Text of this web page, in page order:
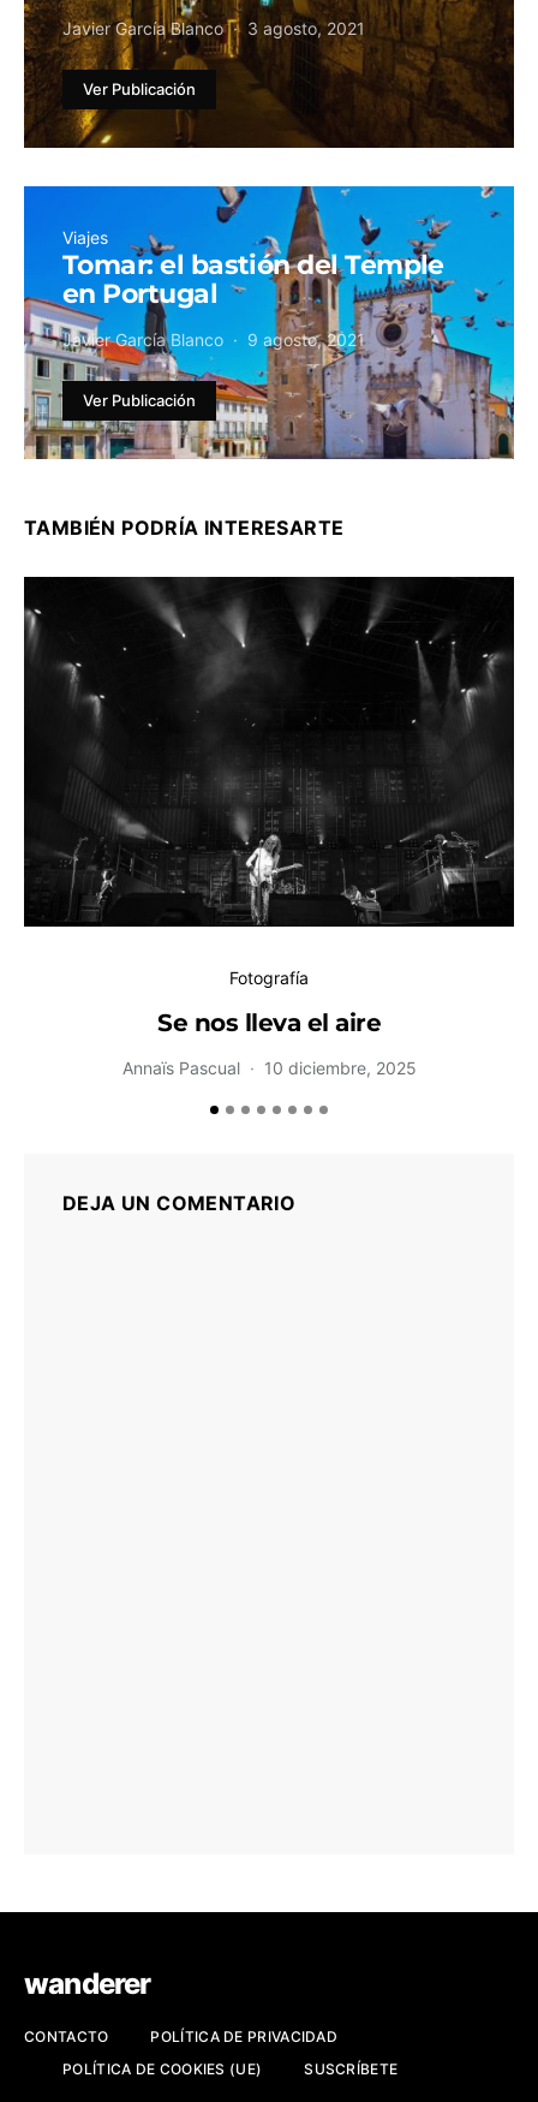
Javier García Blanco 3 agosto, 2021
Ver Publicación
Viajes
Tomar: el bastión del Temple
en Portugal
Javier García Blanco 9 agosto, 2021
Ver Publicación
TAMBIÉN PODRÍA INTERESARTE
Fotografía
Se nos lleva el aire
Annaïs Pascual 10 diciembre, 2025
DEJA UN COMENTARIO
wanderer
CONTACTO
POLÍTICA DE PRIVACIDAD
POLÍTICA DE COOKIES (UE)
SUSCRÍBETE